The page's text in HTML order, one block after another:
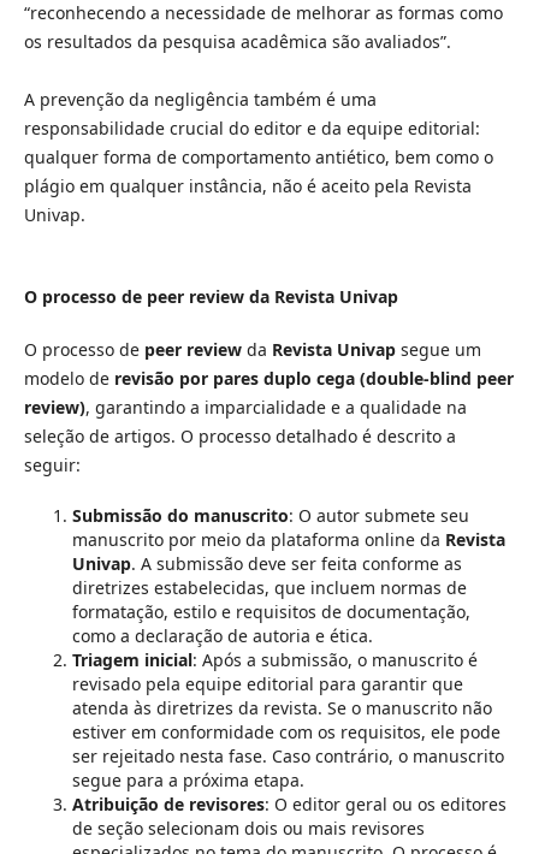
“reconhecendo a necessidade de melhorar as formas como
os resultados da pesquisa acadêmica são avaliados”.
A prevenção da negligência também é uma
responsabilidade crucial do editor e da equipe editorial:
qualquer forma de comportamento antiético, bem como o
plágio em qualquer instância, não é aceito pela Revista
Univap.
O processo de peer review da Revista Univap
O processo de peer reviewda Revista Univapsegue um
modelo de revisão por pares duplo cega (double-blind peer
review), garantindo a imparcialidade e a qualidade na
seleção de artigos. O processo detalhado é descrito a
seguir:
Submissão do manuscrito: O autor submete seu
manuscrito por meio da plataforma online da Revista
Univap. A submissão deve ser feita conforme as
diretrizes estabelecidas, que incluem normas de
formatação, estilo e requisitos de documentação,
como a declaração de autoria e ética.
Triagem inicial: Após a submissão, o manuscrito é
revisado pela equipe editorial para garantir que
atenda às diretrizes da revista. Se o manuscrito não
estiver em conformidade com os requisitos, ele pode
ser rejeitado nesta fase. Caso contrário, o manuscrito
segue para a próxima etapa.
Atribuição de revisores: O editor geral ou os editores
de seção selecionam dois ou mais revisores